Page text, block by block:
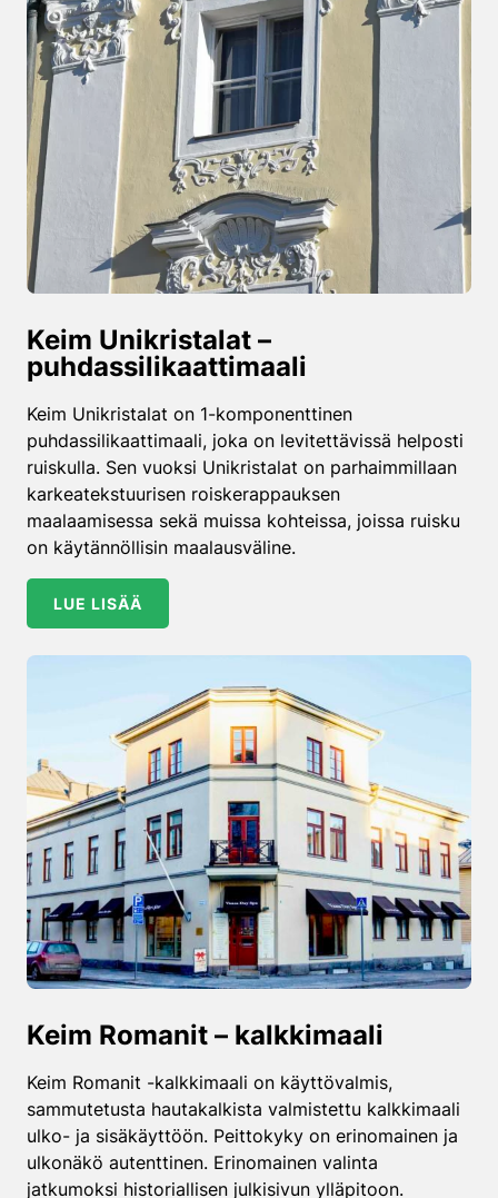
Keim Unikristalat –
puhdassilikaatti­maali
Keim Unikristalat on 1-komponenttinen
puhdassilikaattimaali, joka on levitettävissä helposti
ruiskulla. Sen vuoksi Unikristalat on parhaimmillaan
karkeatekstuurisen roiskerappauksen
maalaamisessa sekä muissa kohteissa, joissa ruisku
on käytännöllisin maalausväline.
LUE LISÄÄ
Keim Romanit – kalkkimaali
Keim Romanit -kalkkimaali on käyttövalmis,
sammutetusta hautakalkista valmistettu kalkkimaali
ulko- ja sisäkäyttöön. Peittokyky on erinomainen ja
ulkonäkö autenttinen. Erinomainen valinta
jatkumoksi historiallisen julkisivun ylläpitoon.